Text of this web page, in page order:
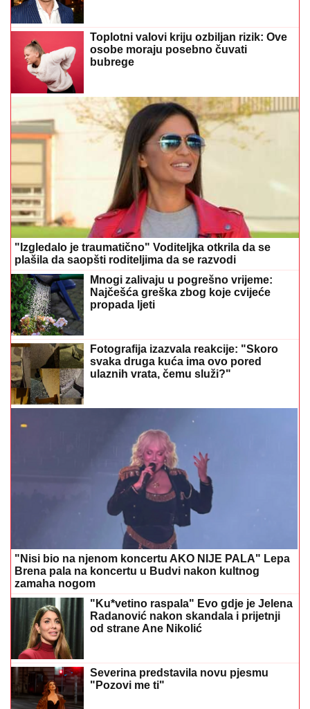
Toplotni valovi kriju ozbiljan rizik: Ove
osobe moraju posebno čuvati
bubrege
"Izgledalo je traumatično" Voditeljka otkrila da se
plašila da saopšti roditeljima da se razvodi
Mnogi zalivaju u pogrešno vrijeme:
Najčešća greška zbog koje cvijeće
propada ljeti
Fotografija izazvala reakcije: "Skoro
svaka druga kuća ima ovo pored
ulaznih vrata, čemu služi?"
"Nisi bio na njenom koncertu AKO NIJE PALA" Lepa
Brena pala na koncertu u Budvi nakon kultnog
zamaha nogom
"Ku*vetino raspala" Evo gdje je Jelena
Radanović nakon skandala i prijetnji
od strane Ane Nikolić
Severina predstavila novu pjesmu
"Pozovi me ti"